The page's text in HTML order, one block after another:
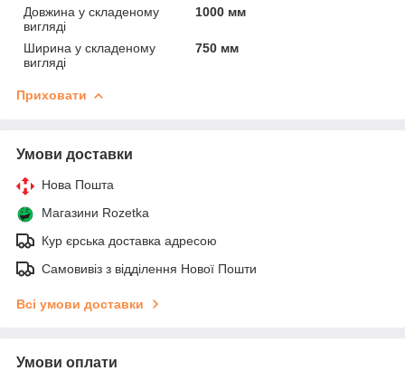
Довжина у складеному
вигляді
1000 мм
Ширина у складеному
вигляді
750 мм
Приховати
Умови доставки
Нова Пошта
Магазини Rozetka
Кур єрська доставка адресою
Самовивіз з відділення Нової Пошти
Всі умови доставки
Умови оплати